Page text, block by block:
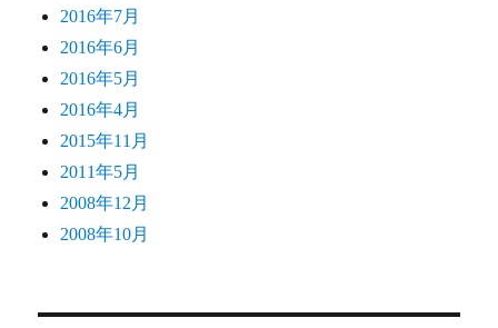
2016年7月
2016年6月
2016年5月
2016年4月
2015年11月
2011年5月
2008年12月
2008年10月